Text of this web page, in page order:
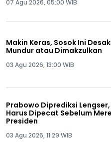
07 Agu 2026, 05:00 WIB
Makin Keras, Sosok Ini
Mundur atau Dimakzulkan
03 Agu 2026, 13:00 WIB
Prabowo Diprediksi
Harus Dipecat Sebelum
Presiden
03 Agu 2026, 11:29 WIB